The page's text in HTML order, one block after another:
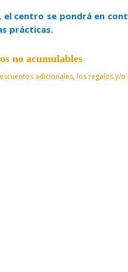
el centro se pondrá en
prácticas.
no acumulables
adicionales, los regalos y/